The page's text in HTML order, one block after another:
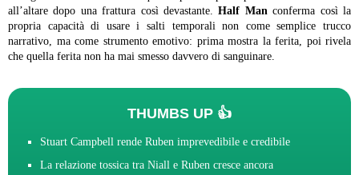
all’altare dopo una frattura così devastante.Half Manconferma così la
propria capacità di usare i salti temporali non come semplice trucco
narrativo, ma come strumento emotivo: prima mostra la ferita, poi rivela
che quella ferita non ha mai smesso davvero di sanguinare.
THUMBS UP 👍
Stuart Campbell rende Ruben imprevedibile e credibile
La relazione tossica tra Niall e Ruben cresce ancora